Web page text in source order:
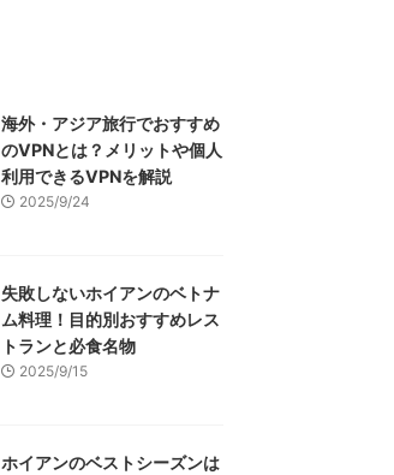
海外・アジア旅行でおすすめ
のVPNとは？メリットや個人
利用できるVPNを解説
2025/9/24
失敗しないホイアンのベトナ
ム料理！目的別おすすめレス
トランと必食名物
2025/9/15
ホイアンのベストシーズンは